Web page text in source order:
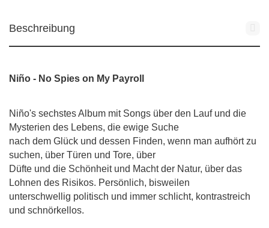
Beschreibung
Niño - No Spies on My Payroll
Niño's sechstes Album mit Songs über den Lauf und die
Mysterien des Lebens, die ewige Suche
nach dem Glück und dessen Finden, wenn man aufhört zu
suchen, über Türen und Tore, über
Düfte und die Schönheit und Macht der Natur, über das
Lohnen des Risikos. Persönlich, bisweilen
unterschwellig politisch und immer schlicht, kontrastreich
und schnörkellos.